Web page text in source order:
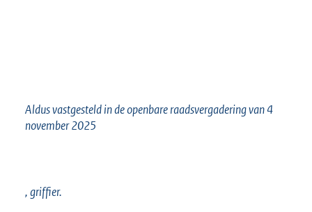
Aldus vastgesteld in de openbare raadsvergadering van 4
november 2025
, griffier.